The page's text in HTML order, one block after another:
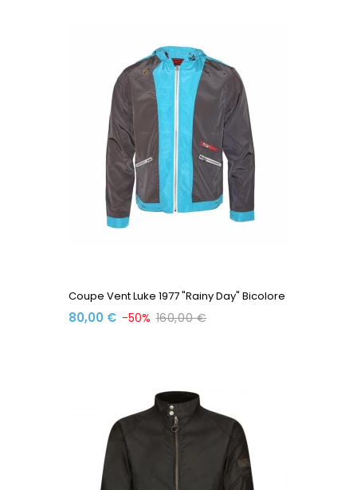
Coupe Vent Luke 1977 "Rainy Day" Bicolore
80,00 € -50% 160,00 €